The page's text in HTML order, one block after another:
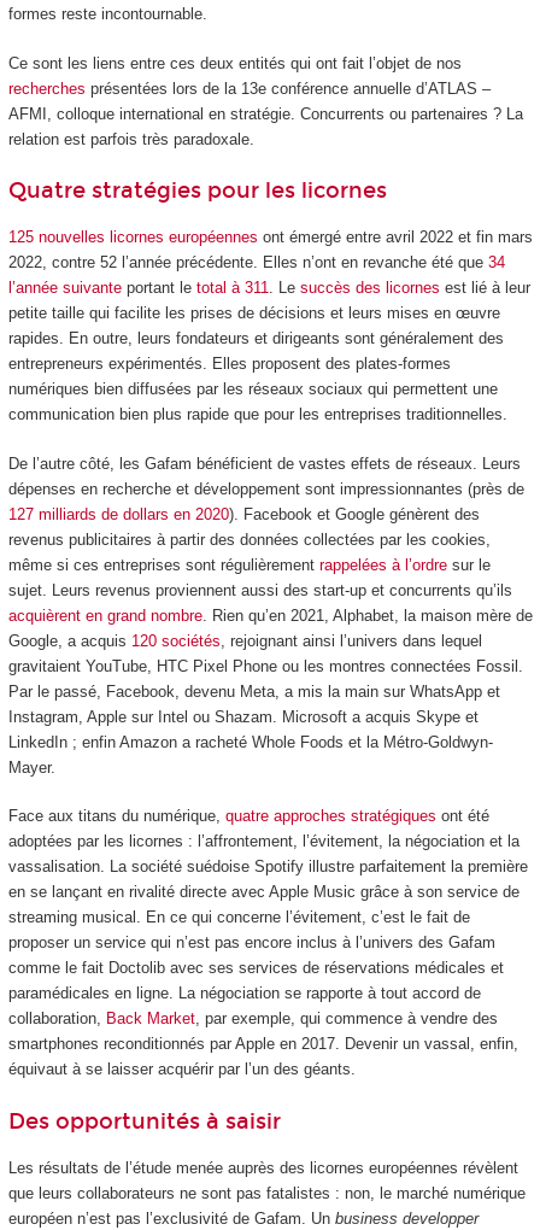
formes reste incontournable.
Ce sont les liens entre ces deux entités qui ont fait l’objet de nos
recherches présentées lors de la 13econférence annuelle d’ATLAS –
AFMI, colloque international en stratégie. Concurrents ou partenaires ? La
relation est parfois très paradoxale.
Quatre stratégies pour les licornes
125 nouvelles licornes européennes ont émergé entre avril 2022 et fin mars
2022, contre 52 l’année précédente. Elles n’ont en revanche été que 34
l’année suivanteportant le total à 311. Le succès des licornes est lié à leur
petite taille qui facilite les prises de décisions et leurs mises en œuvre
rapides. En outre, leurs fondateurs et dirigeants sont généralement des
entrepreneurs expérimentés. Elles proposent des plates-formes
numériques bien diffusées par les réseaux sociaux qui permettent une
communication bien plus rapide que pour les entreprises traditionnelles.
De l’autre côté, les Gafam bénéficient de vastes effets de réseaux. Leurs
dépenses en recherche et développement sont impressionnantes (près de
127 milliards de dollars en 2020). Facebook et Google génèrent des
revenus publicitaires à partir des données collectées par les cookies,
même si ces entreprises sont régulièrement rappelées à l’ordresur le
sujet. Leurs revenus proviennent aussi des start-up et concurrents qu’ils
acquièrent en grand nombre. Rien qu’en 2021, Alphabet, la maison mère de
Google, a acquis 120 sociétés , rejoignant ainsi l’univers dans lequel
gravitaient YouTube, HTC Pixel Phone ou les montres connectées Fossil.
Par le passé, Facebook, devenu Meta, a mis la main sur WhatsApp et
Instagram, Apple sur Intel ou Shazam. Microsoft a acquis Skype et
LinkedIn ; enfin Amazon a racheté Whole Foods et la Métro-Goldwyn-
Mayer.
Face aux titans du numérique, quatre approches stratégiques ont été
adoptées par les licornes : l’affrontement, l’évitement, la négociation et la
vassalisation. La société suédoise Spotify illustre parfaitement la première
en se lançant en rivalité directe avec Apple Music grâce à son service de
streaming musical. En ce qui concerne l’évitement, c’est le fait de
proposer un service qui n’est pas encore inclus à l’univers des Gafam
comme le fait Doctolib avec ses services de réservations médicales et
paramédicales en ligne. La négociation se rapporte à tout accord de
collaboration, Back Market, par exemple, qui commence à vendre des
smartphones reconditionnés par Apple en 2017. Devenir un vassal, enfin,
équivaut à se laisser acquérir par l’un des géants.
Des opportunités à saisir
Les résultats de l’étude menée auprès des licornes européennes révèlent
que leurs collaborateurs ne sont pas fatalistes : non, le marché numérique
européen n’est pas l’exclusivité de Gafam. Un business developper